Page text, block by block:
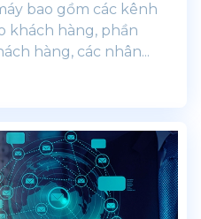
bao gồm các kênh
khách hàng, phần
hàng, các nhân...